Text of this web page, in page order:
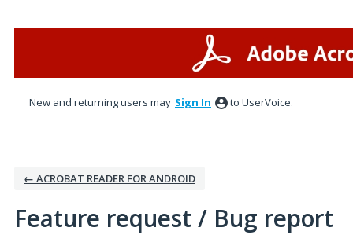
New and returning users may Sign In to UserVoice.
← ACROBAT READER FOR ANDROID
Feature request / Bug report